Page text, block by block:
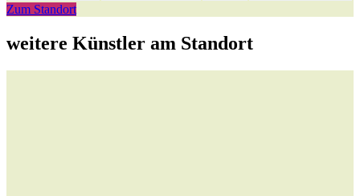
Zum Standort
weitere Künstler am Standort